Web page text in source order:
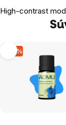
High-contrast
-15 %